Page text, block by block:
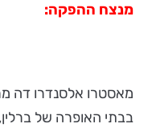
מנצח ההפקה:
מאסטרו אלסנדרו דה
בבתי האופרה של